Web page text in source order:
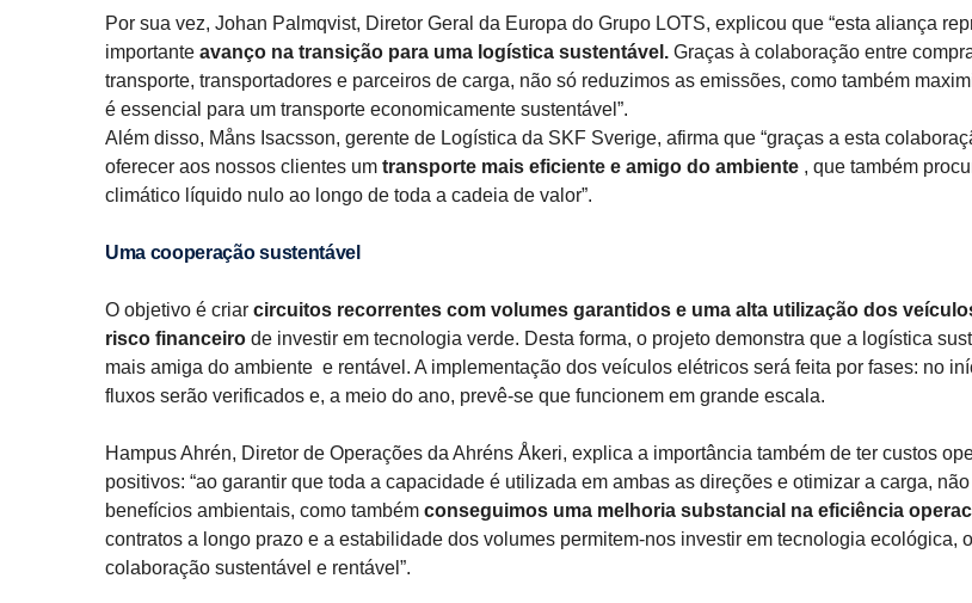
Por sua vez, Johan Palmqvist, Diretor Geral da Europa do Grupo LOTS, explicou que “esta aliança
importante avanço na transição para uma logística sustentável. Graças à colaboração entre
transporte, transportadores e parceiros de carga, não só reduzimos as emissões, como também
é essencial para um transporte economicamente sustentável”.
Além disso, Måns Isacsson, gerente de Logística da SKF Sverige, afirma que “graças a esta
oferecer aos nossos clientes um transporte mais eficiente e amigo do ambiente , que também
climático líquido nulo ao longo de toda a cadeia de valor”.
Uma cooperação sustentável
O objetivo é criar circuitos recorrentes com volumes garantidos e uma alta utilização dos
risco financeiro de investir em tecnologia verde. Desta forma, o projeto demonstra que a logística
mais amiga do ambiente e rentável. A implementação dos veículos elétricos será feita por fases: no
fluxos serão verificados e, a meio do ano, prevê-se que funcionem em grande escala.
Hampus Ahrén, Diretor de Operações da Ahréns Åkeri, explica a importância também de ter custos
positivos: “ao garantir que toda a capacidade é utilizada em ambas as direções e otimizar a carga,
benefícios ambientais, como também conseguimos uma melhoria substancial na eficiência
contratos a longo prazo e a estabilidade dos volumes permitem-nos investir em tecnologia ecológica,
colaboração sustentável e rentável”.